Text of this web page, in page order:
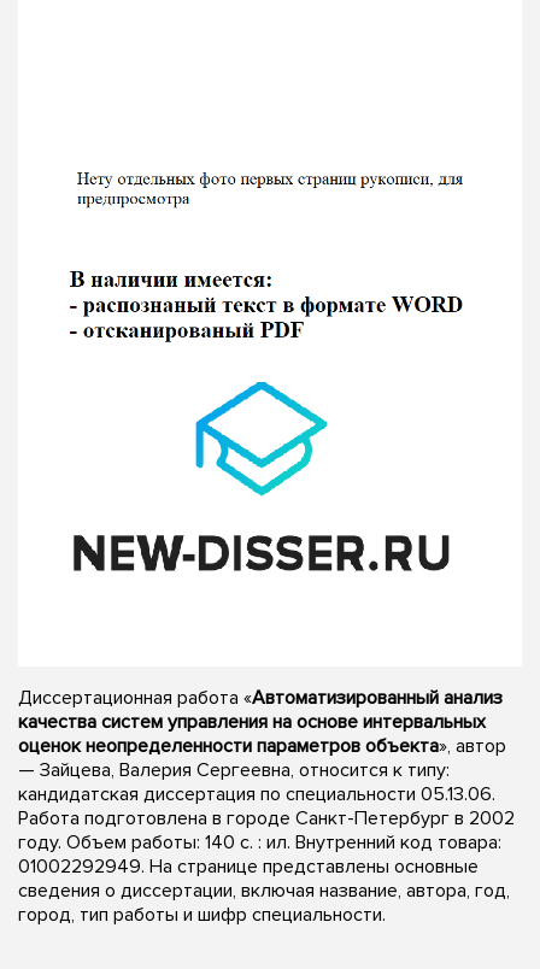
Диссертационная работа «Автоматизированный анализ
качества систем управления на основе интервальных
оценок неопределенности параметров объекта», автор
— Зайцева, Валерия Сергеевна, относится к типу:
кандидатская диссертация по специальности 05.13.06.
Работа подготовлена в городе Санкт-Петербург в 2002
году. Объем работы: 140 с. : ил. Внутренний код товара:
01002292949. На странице представлены основные
сведения о диссертации, включая название, автора, год,
город, тип работы и шифр специальности.